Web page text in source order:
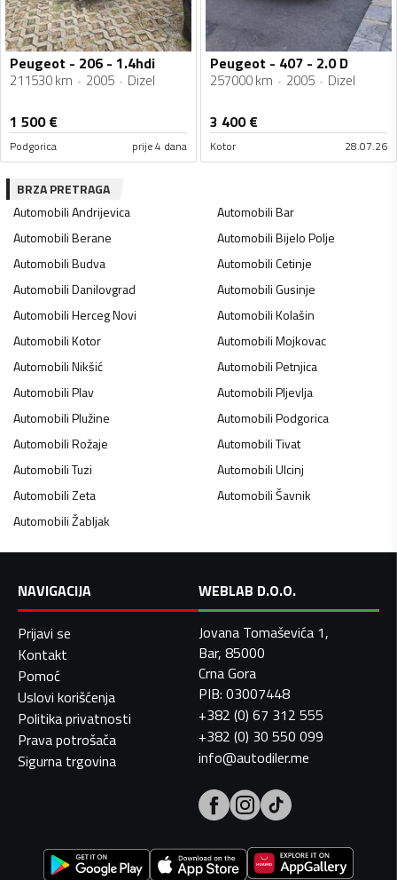
Peugeot - 206 - 1.4hdi
211530 km 2005 Dizel
1 500€
Podgorica prije 4 dana
Peugeot - 407 - 2.0 D
257000 km 2005 Dizel
3 400€
Kotor 28.07.26
BRZA PRETRAGA
AutomobiliAndrijevica AutomobiliBar
AutomobiliBerane AutomobiliBijelo Polje
AutomobiliBudva AutomobiliCetinje
AutomobiliDanilovgrad AutomobiliGusinje
AutomobiliHerceg Novi AutomobiliKolašin
AutomobiliKotor AutomobiliMojkovac
AutomobiliNikšić AutomobiliPetnjica
AutomobiliPlav AutomobiliPljevlja
AutomobiliPlužine AutomobiliPodgorica
AutomobiliRožaje AutomobiliTivat
AutomobiliTuzi AutomobiliUlcinj
AutomobiliZeta AutomobiliŠavnik
AutomobiliŽabljak
NAVIGACIJA
Prijavi se
Kontakt
Pomoć
Uslovi korišćenja
Politika privatnosti
Prava potrošača
Sigurna trgovina
WEBLAB D.O.O.
Jovana Tomaševića 1,
Bar, 85000
Crna Gora
PIB: 03007448
+382 (0) 67 312 555
+382 (0) 30 550 099
info@autodiler.me